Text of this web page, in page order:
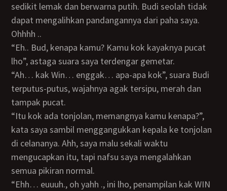
sedikit lemak dan berwarna putih. Budi seolah tidak
dapat mengalihkan pandangannya dari paha saya.
Ohhhh ..
“Eh.. Bud, kenapa kamu? Kamu kok kayaknya pucat
lho”, astaga suara saya terdengar gemetar.
“Ah… kak Win… enggak… apa-apa kok”, suara Budi
terputus-putus, wajahnya agak tersipu, merah dan
tampak pucat.
“Itu kok ada tonjolan, memangnya kamu kenapa?”,
kata saya sambil menggangukkan kepala ke tonjolan
di celananya. Ahh, saya malu sekali waktu
mengucapkan itu, tapi nafsu saya mengalahkan
semua pikiran normal.
“Ehh… euuuh., oh yahh ., ini lho, penampilan kak WIN